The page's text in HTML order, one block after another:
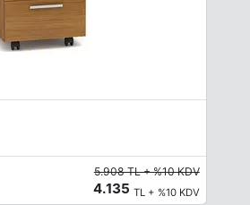
5.908 TL + %10 KDV
4.135 TL + %10 KDV